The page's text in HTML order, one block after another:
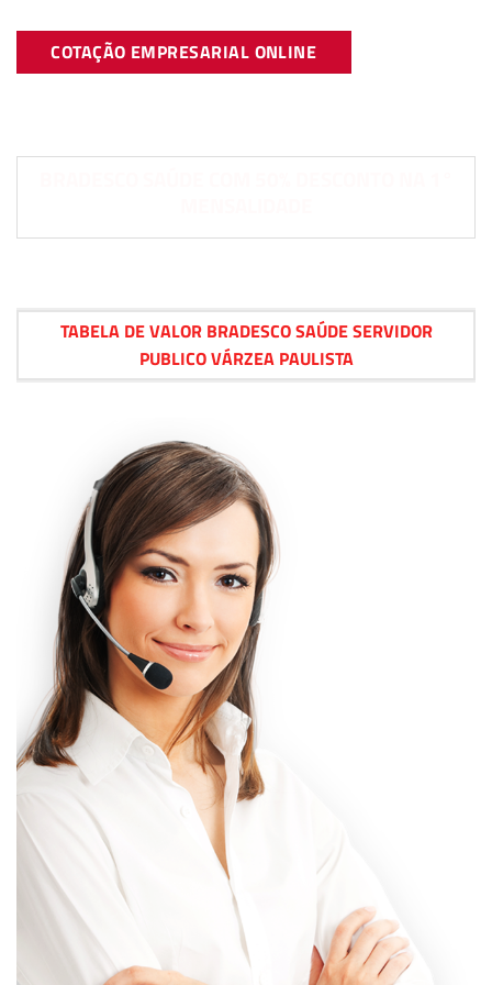
COTAÇÃO EMPRESARIAL ONLINE
TABELA DE VALOR BRADESCO SAÚDE SERVIDOR
PUBLICO VÁRZEA PAULISTA